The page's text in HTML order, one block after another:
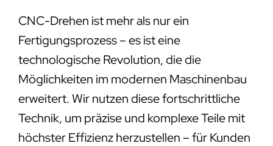
CNC-Drehen ist mehr als nur ein
Fertigungsprozess – es ist eine
technologische Revolution, die die
Möglichkeiten im modernen Maschinenbau
erweitert. Wir nutzen diese fortschrittliche
Technik, um präzise und komplexe Teile mit
höchster Effizienz herzustellen – für Kunden